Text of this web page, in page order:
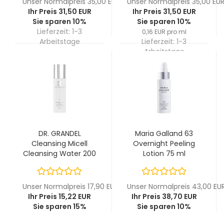
Ihr Preis 31,50 EUR
Sie sparen 10%
Lieferzeit: 1-3
Arbeitstage
Ihr Preis 31,50 EUR
Sie sparen 10%
0,16 EUR pro ml
Lieferzeit: 1-3
Arbeitstage
DR. GRANDEL
Cleansing Micell
Cleansing Water 200
Unser Normalpreis 17,90 EUR
Ihr Preis 15,22 EUR
Sie sparen 15%
Maria Galland 63
Overnight Peeling
Lotion 75 ml
Unser Normalpreis 43,00
Ihr Preis 38,70 EUR
Sie sparen 10%